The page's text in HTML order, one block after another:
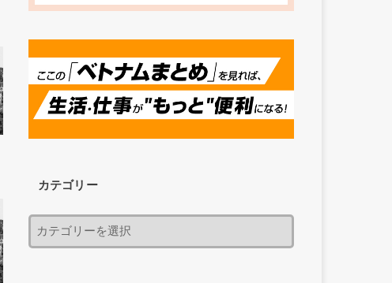
カテゴリー